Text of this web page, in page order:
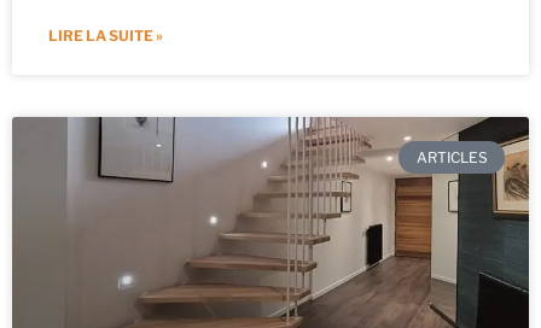
LIRE LA SUITE »
ARTICLES